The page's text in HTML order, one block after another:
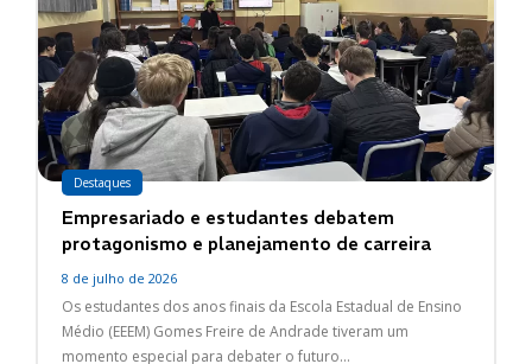
Destaques
Empresariado e estudantes debatem
protagonismo e planejamento de carreira
8 de julho de 2026
Os estudantes dos anos finais da Escola Estadual de Ensino
Médio (EEEM) Gomes Freire de Andrade tiveram um
momento especial para debater o futuro...